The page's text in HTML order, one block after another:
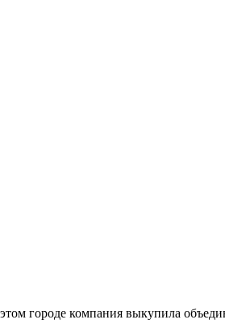
городе компания выкупила